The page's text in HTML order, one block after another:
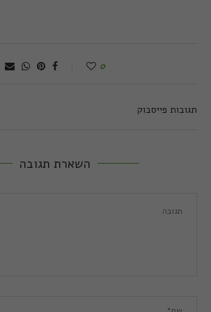
0
תגובות פייסבוק
השארת תגובה